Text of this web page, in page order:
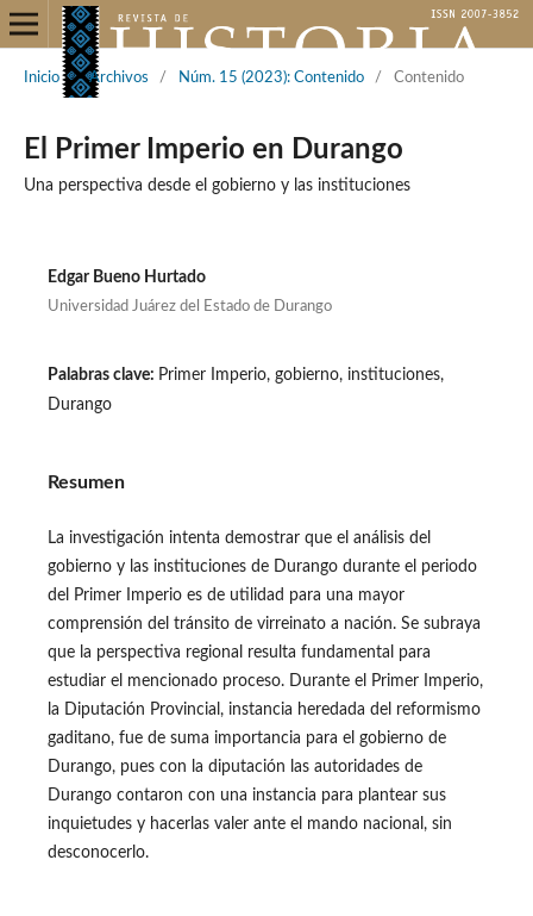
Inicio / Archivos / Núm. 15 (2023): Contenido / Contenido
El Primer Imperio en Durango
Una perspectiva desde el gobierno y las instituciones
Edgar Bueno Hurtado
Universidad Juárez del Estado de Durango
Palabras clave: Primer Imperio, gobierno, instituciones,
Durango
Resumen
La investigación intenta demostrar que el análisis del
gobierno y las instituciones de Durango durante el periodo
del Primer Imperio es de utilidad para una mayor
comprensión del tránsito de virreinato a nación. Se subraya
que la perspectiva regional resulta fundamental para
estudiar el mencionado proceso. Durante el Primer Imperio,
la Diputación Provincial, instancia heredada del reformismo
gaditano, fue de suma importancia para el gobierno de
Durango, pues con la diputación las autoridades de
Durango contaron con una instancia para plantear sus
inquietudes y hacerlas valer ante el mando nacional, sin
desconocerlo.